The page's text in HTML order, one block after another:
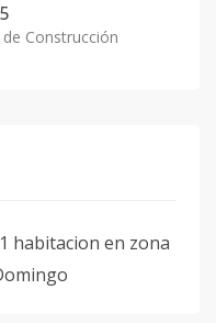
Construcción
habitacion en zona